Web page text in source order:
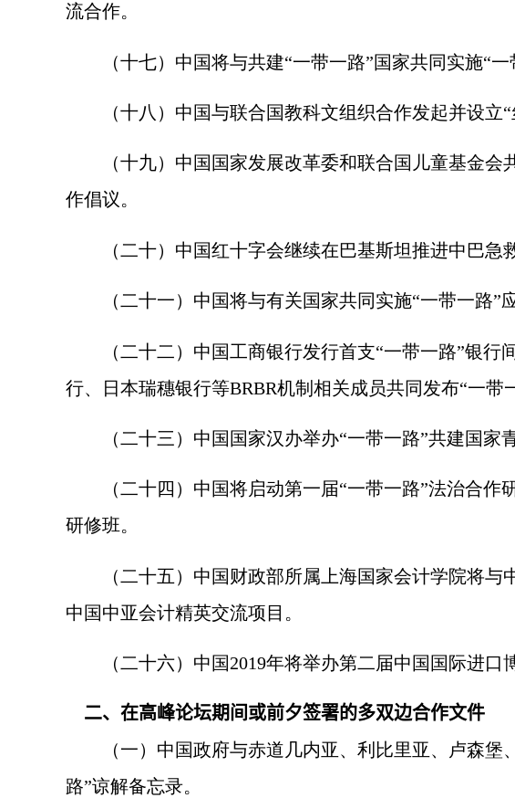
流合作。
（十七）中国将与共建“一带一路”国家共同实施“一
（十八）中国与联合国教科文组织合作发起并设立“
（十九）中国国家发展改革委和联合国儿童基金会
作倡议。
（二十）中国红十字会继续在巴基斯坦推进中巴急救
（二十一）中国将与有关国家共同实施“一带一路”应
（二十二）中国工商银行发行首支“一带一路”银行
行、日本瑞穗银行等BRBR机制相关成员共同发布“一带
（二十三）中国国家汉办举办“一带一路”共建国家青
（二十四）中国将启动第一届“一带一路”法治合作
研修班。
（二十五）中国财政部所属上海国家会计学院将与
中国中亚会计精英交流项目。
（二十六）中国2019年将举办第二届中国国际进口
二、在高峰论坛期间或前夕签署的多双边合作文件
（一）中国政府与赤道几内亚、利比里亚、卢森堡
路”谅解备忘录。